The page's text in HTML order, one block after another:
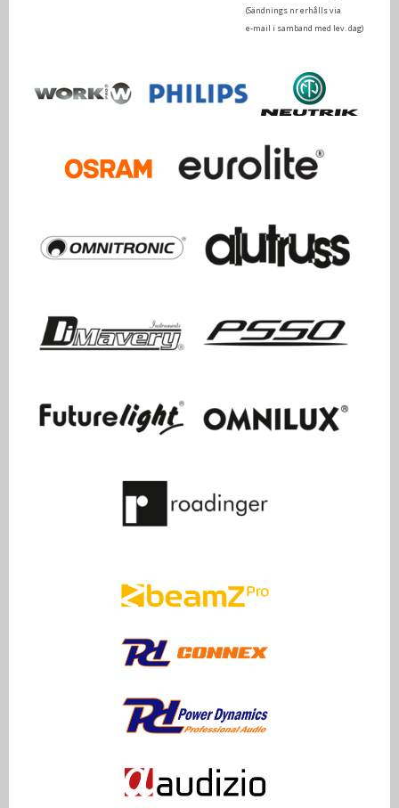
(Sändnings nr erhålls via
e-mail i samband med lev. dag)